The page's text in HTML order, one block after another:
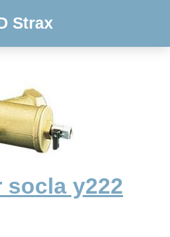
Strax
socla y222